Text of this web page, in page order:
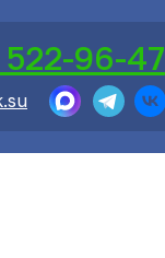
522-96-47